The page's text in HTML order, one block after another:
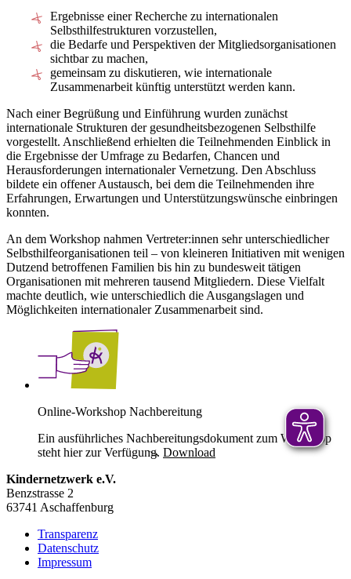
Ergebnisse einer Recherche zu internationalen
Selbsthilfestrukturen vorzustellen,
die Bedarfe und Perspektiven der Mitgliedsorganisationen
sichtbar zu machen,
gemeinsam zu diskutieren, wie internationale
Zusammenarbeit künftig unterstützt werden kann.
Nach einer Begrüßung und Einführung wurden zunächst
internationale Strukturen der gesundheitsbezogenen Selbsthilfe
vorgestellt. Anschließend erhielten die Teilnehmenden Einblick in
die Ergebnisse der Umfrage zu Bedarfen, Chancen und
Herausforderungen internationaler Vernetzung. Den Abschluss
bildete ein offener Austausch, bei dem die Teilnehmenden ihre
Erfahrungen, Erwartungen und Unterstützungswünsche einbringen
konnten.
An dem Workshop nahmen Vertreter:innen sehr unterschiedlicher
Selbsthilfeorganisationen teil – von kleineren Initiativen mit wenigen
Dutzend betroffenen Familien bis hin zu bundesweit tätigen
Organisationen mit mehreren tausend Mitgliedern. Diese Vielfalt
machte deutlich, wie unterschiedlich die Ausgangslagen und
Möglichkeiten internationaler Zusammenarbeit sind.
Online-Workshop Nachbereitung
Ein ausführliches Nachbereitungsdokument zum Workshop
steht hier zur Verfügung. Download
Kindernetzwerk e.V.
Benzstrasse 2
63741 Aschaffenburg
Transparenz
Datenschutz
Impressum